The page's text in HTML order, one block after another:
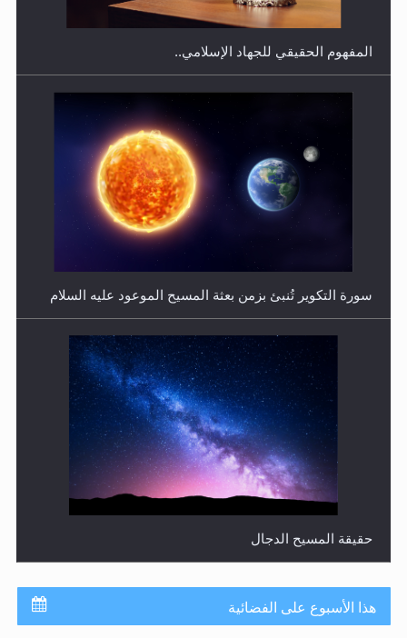
فتوى أمير المؤمنين الميرزا مسرور أحمد أيده الله في أطفال
الأنابيب وتحديد جنس المولود..
المفهوم الحقيقي للجهاد الإسلامي..
سورة التكوير تُنبئ بزمن بعثة المسيح الموعود عليه السلام
حقيقة المسيح الدجال
هذا الأسبوع على الفضائية